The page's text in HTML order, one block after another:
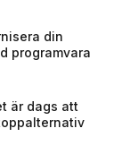
din
programvara
är dags att